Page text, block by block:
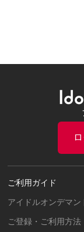
ご利用ガイド
アイドルオンデマン
ご登録・ご利用方法